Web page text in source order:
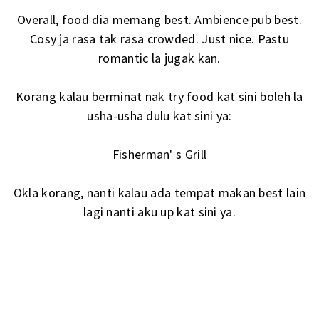
Overall, food dia memang best. Ambience pub best.
Cosy ja rasa tak rasa crowded. Just nice. Pastu
romantic la jugak kan.
Korang kalau berminat nak try food kat sini boleh la
usha-usha dulu kat sini ya:
Fisherman' s Grill
Okla korang, nanti kalau ada tempat makan best lain
lagi nanti aku up kat sini ya.